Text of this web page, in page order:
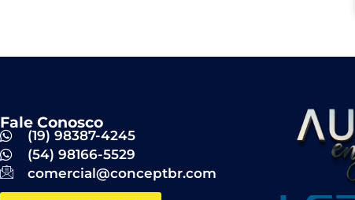
Fale Conosco
(19) 98387-4245
(54) 98166-5529
comercial@conceptbr.com